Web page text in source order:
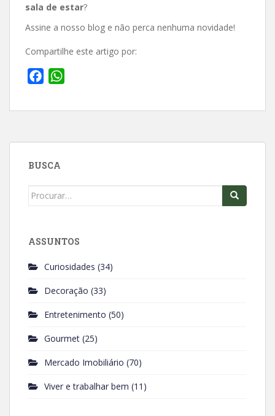
sala de estar?
Assine a nosso blog e não perca nenhuma novidade!
Compartilhe este artigo por:
c
b
o
a
s
BUSCA
Search
ASSUNTOS
Curiosidades (34)
Decoração (33)
Entretenimento (50)
Gourmet (25)
Mercado Imobiliário (70)
Viver e trabalhar bem (11)